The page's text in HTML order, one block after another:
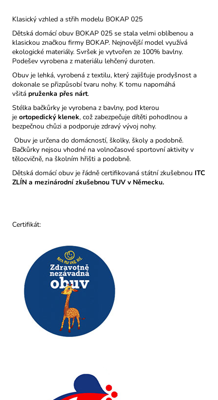
Klasický vzhled a střih modelu BOKAP 025
Dětská domácí obuv BOKAP 025 se stala velmi oblíbenou a
klasickou značkou firmy BOKAP. Nejnovější model využívá
ekologické materiály. Svršek je vytvořen ze 100% bavlny.
Podešev vyrobena z materiálu lehčený duroten.
Obuv je lehká, vyrobená z textilu, který zajišťuje prodyšnost a
dokonale se přizpůsobí tvaru nohy. K tomu napomáhá
všitá pruženka přes nárt.
Stélka bačkůrky je vyrobena z bavlny, pod kterou
je ortopedický klenek, což zabezpečuje dítěti pohodlnou a
bezpečnou chůzi a podporuje zdravý vývoj nohy.
Obuv je určena do domácností, školky, školy a podobně.
Bačkůrky nejsou vhodné na volnočasové sportovní aktivity v
tělocvičně, na školním hřišti a podobně.
Dětská domácí obuv je řádně certifikovaná státní zkušebnou ITC
ZLÍN a mezinárodní zkušebnou TUV v Německu.
Certifikát: